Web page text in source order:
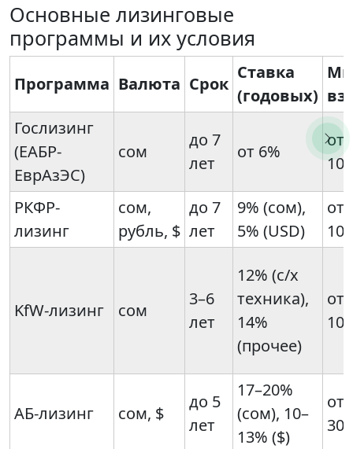
Основные лизинговые
программы и их условия
Программа Валюта Срок
Ставка
(годовых)
Гослизинг
(ЕАБР-
ЕврАзЭС)
сом
до 7
лет
от 6%
от
РКФР-
лизинг
сом,
рубль, $
до 7
лет
9% (сом),
5% (USD)
от
KfW-лизинг сом
3–6
лет
12% (с/х
техника),
14%
(прочее)
от
АБ-лизинг сом, $
до 5
лет
17–20%
(сом), 10–
13% ($)
от